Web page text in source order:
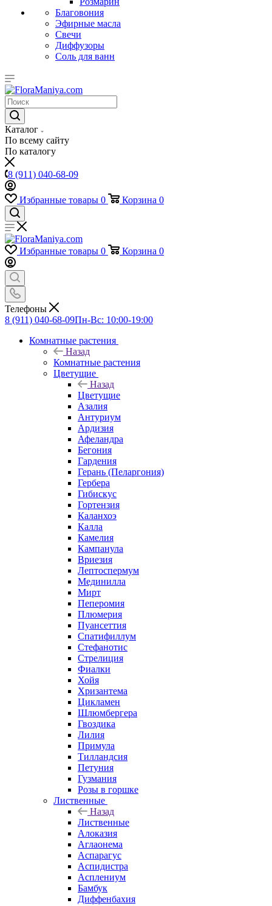
Благовония
Эфирные масла
Свечи
Диффузоры
Соль для ванн
Каталог
По всему сайту
По каталогу
8 (911) 040-68-09
Избранные товары 0 Корзина 0
Избранные товары 0 Корзина 0
Телефоны
8 (911) 040-68-09Пн-Вс: 10:00-19:00
Комнатные растения
Назад
Комнатные растения
Цветущие
Назад
Цветущие
Азалия
Антуриум
Ардизия
Афеландра
Бегония
Гардения
Герань (Пеларгония)
Гербера
Гибискус
Гортензия
Каланхоэ
Калла
Камелия
Кампанула
Вриезия
Лептоспермум
Мединилла
Мирт
Пеперомия
Плюмерия
Пуансеттия
Спатифиллум
Стефанотис
Стрелиция
Фиалки
Хойя
Хризантема
Цикламен
Шлюмбергера
Гвоздика
Лилия
Примула
Тилландсия
Петуния
Гузмания
Розы в горшке
Лиственные
Назад
Лиственные
Алоказия
Аглаонема
Аспарагус
Аспидистра
Асплениум
Бамбук
Диффенбахия